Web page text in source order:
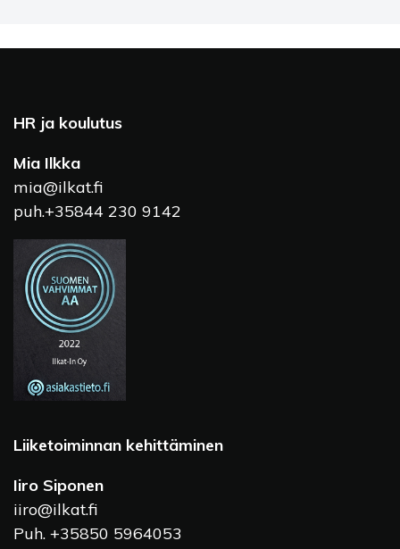
HR ja koulutus
Mia Ilkka
mia@ilkat.fi
puh.+35844 230 9142
Liiketoiminnan kehittäminen
Iiro Siponen
iiro@ilkat.fi
Puh. +35850 5964053